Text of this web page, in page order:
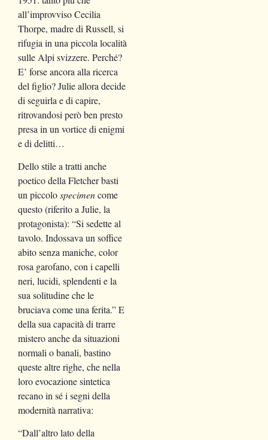
all’improvviso Cecilia
Thorpe, madre di Russell, si
rifugia in una piccola località
sulle Alpi svizzere. Perché?
E’ forse ancora alla ricerca
del figlio? Julie allora decide
di seguirla e di capire,
ritrovandosi però ben presto
presa in un vortice di enigmi
e di delitti…
Dello stile a tratti anche
poetico della Fletcher basti
un piccolospecimencome
questo (riferito a Julie, la
protagonista): “Si sedette al
tavolo. Indossava un soffice
abito senza maniche, color
rosa garofano, con i capelli
neri, lucidi, splendenti e la
sua solitudine che le
bruciava come una ferita.” E
della sua capacità di trarre
mistero anche da situazioni
normali o banali, bastino
queste altre righe, che nella
loro evocazione sintetica
recano in sé i segni della
modernità narrativa:
“Dall’altro lato della